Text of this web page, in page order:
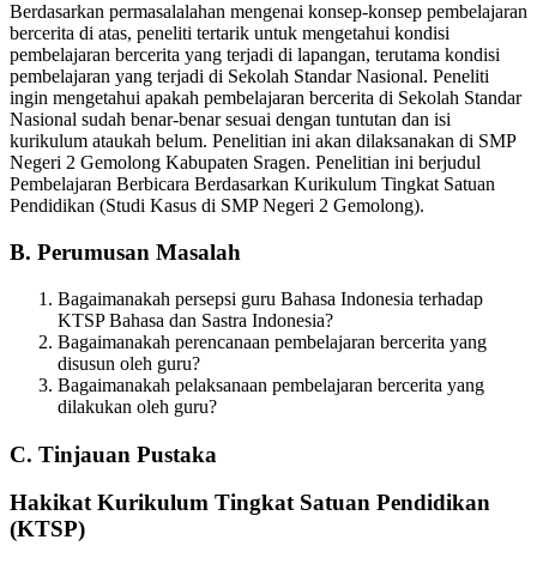
Berdasarkan permasalalahan mengenai konsep-konsep pembelajaran
bercerita di atas, peneliti tertarik untuk mengetahui kondisi
pembelajaran bercerita yang terjadi di lapangan, terutama kondisi
pembelajaran yang terjadi di Sekolah Standar Nasional. Peneliti
ingin mengetahui apakah pembelajaran bercerita di Sekolah Standar
Nasional sudah benar-benar sesuai dengan tuntutan dan isi
kurikulum ataukah belum. Penelitian ini akan dilaksanakan di SMP
Negeri 2 Gemolong Kabupaten Sragen. Penelitian ini berjudul
Pembelajaran Berbicara Berdasarkan Kurikulum Tingkat Satuan
Pendidikan (Studi Kasus di SMP Negeri 2 Gemolong).
B. Perumusan Masalah
Bagaimanakah persepsi guru Bahasa Indonesia terhadap
KTSP Bahasa dan Sastra Indonesia?
Bagaimanakah perencanaan pembelajaran bercerita yang
disusun oleh guru?
Bagaimanakah pelaksanaan pembelajaran bercerita yang
dilakukan oleh guru?
C. Tinjauan Pustaka
Hakikat Kurikulum Tingkat Satuan Pendidikan
(KTSP)